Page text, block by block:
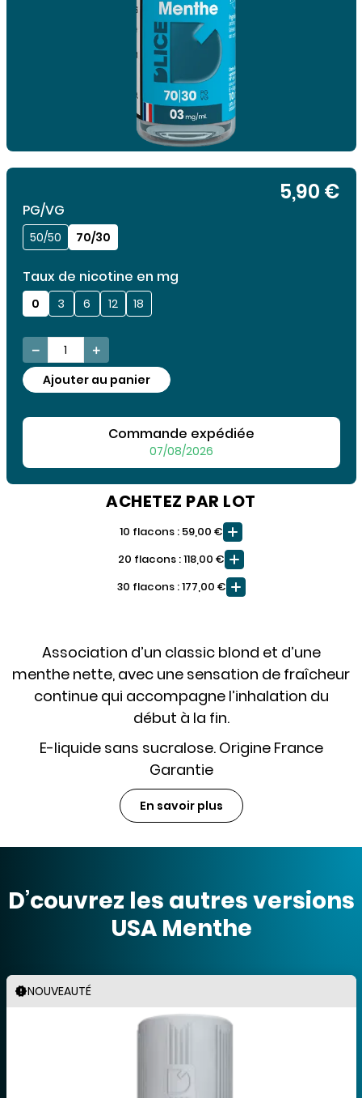
5,90 €
PG/VG
50/50 70/30
Taux de nicotine en mg
0 3 6 12 18
 
Ajouter au panier
Commande expédiée
07/08/2026
ACHETEZ PAR LOT
10 flacons : 59,00 €
20 flacons : 118,00 €
30 flacons : 177,00 €
Association d’un classic blond et d’une
menthe nette, avec une sensation de fraîcheur
continue qui accompagne l’inhalation du
début à la fin.
E-liquide sans sucralose. Origine France
Garantie
En savoir plus
D’couvrez les autres versions
USA Menthe
NOUVEAUTÉ